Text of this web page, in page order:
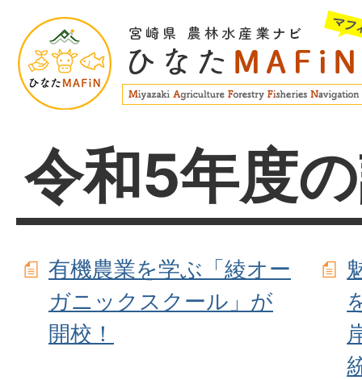
令和5年度
有機農業を学ぶ「綾オー
ガニックスクール」が
開校！